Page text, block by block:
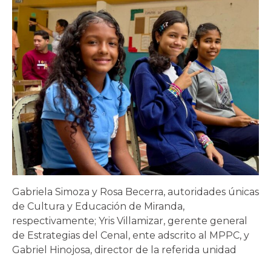
Gabriela Simoza y Rosa Becerra, autoridades únicas
de Cultura y Educación de Miranda,
respectivamente; Yris Villamizar, gerente general
de Estrategias del Cenal, ente adscrito al MPPC, y
Gabriel Hinojosa, director de la referida unidad